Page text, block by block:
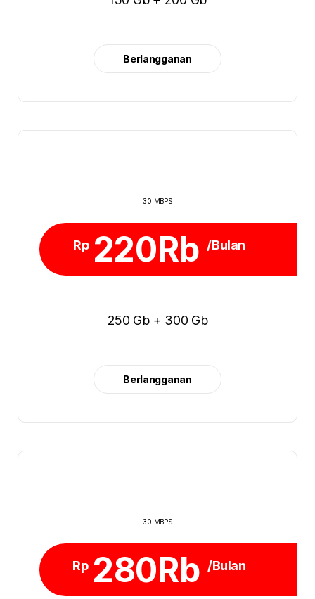
Berlangganan
30 MBPS
Rp 220Rb /Bulan
250 Gb + 300 Gb
Berlangganan
30 MBPS
Rp 280Rb /Bulan